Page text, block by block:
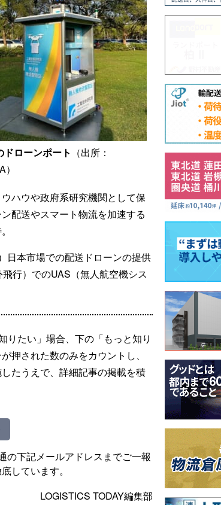
ローンポート （出所：
ハウや政府系研究機関として保
配送やスマート物流を加速する
日本市場での配送ドローンの提供
行）でのUAS（無人航空機シス
りたい」場合、下の「もっと知り
押された数のみをカウントし、
たうえで、詳細記事の掲載を積
の下記メールアドレスまでご一報
しています。
LOGISTICS TODAY編集部